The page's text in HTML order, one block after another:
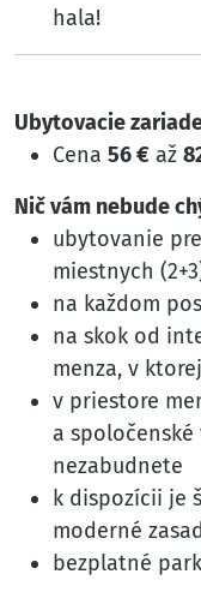
hala!
Ubytovacie
Cena 56 € až
Nič vám nebude
ubytovanie
miestnych
na každom
na skok od
menza, v
v priestore
a
nezabudnete
k dispozícii je
moderné
bezplatné